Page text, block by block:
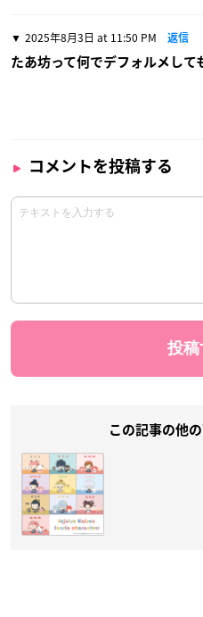
2025年8月3日 at 11:50 PM 返信
たあ坊って何でデフォルメして
コメントを投稿する
この記事の他